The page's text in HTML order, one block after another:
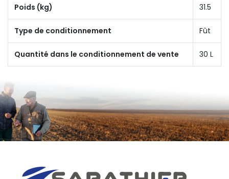
Poids (kg) 31.5
Type de conditionnement Fût
Quantité dans le conditionnement de vente 30 L